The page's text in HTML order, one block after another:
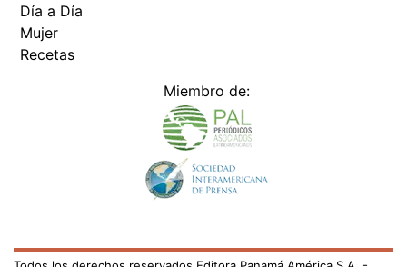
Día a Día
Mujer
Recetas
Miembro de: